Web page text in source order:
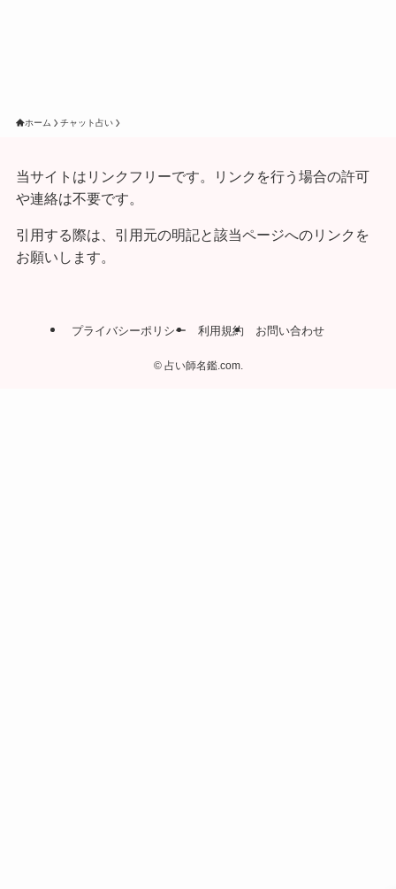
ホーム チャット占い
当サイトはリンクフリーです。リンクを行う場合の許可
や連絡は不要です。
引用する際は、引用元の明記と該当ページへのリンクを
お願いします。
プライバシーポリシー 利用規約 お問い合わせ
©占い師名鑑.com.